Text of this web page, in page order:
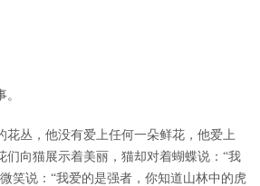
丛，他没有爱上任何一朵鲜花，他爱上
们向猫展示着美丽，猫却对着蝴蝶说：“我
笑说：“我爱的是强者，你知道山林中的虎